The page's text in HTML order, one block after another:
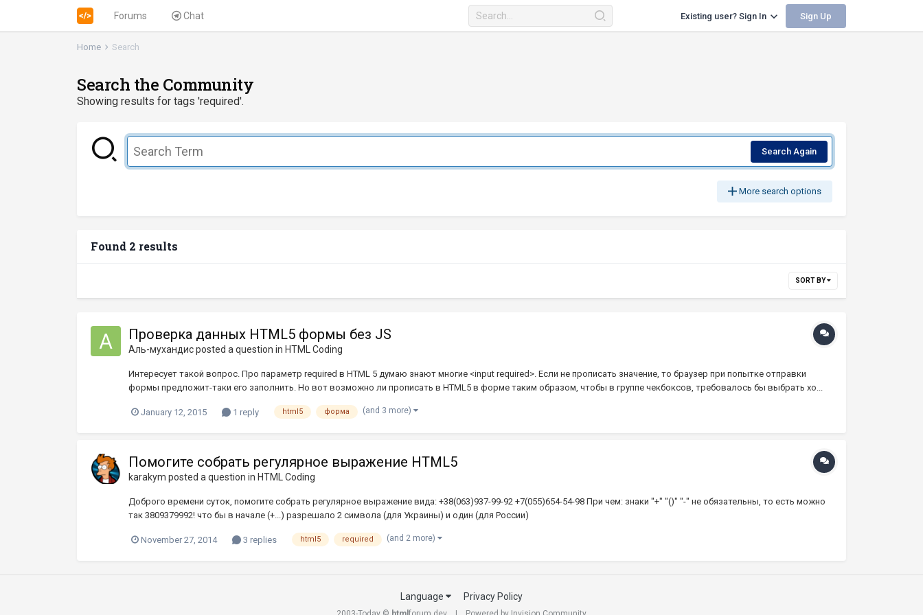
Forums Chat Existing user? Sign In Sign Up
Home Search
Search the Community
Showing results for tags 'required'.
Search Again
More search options
Found 2 results
SORT BY
Проверка данных HTML5 формы без JS
Аль-мухандисposted a question in HTML Coding
Интересует такой вопрос. Про параметр required в HTML 5 думаю знают многие <input required>. Если не прописать значение, то браузер при попытке отправки
формы предложит-таки его заполнить. Но вот возможно ли прописать в HTML5 в форме таким образом, чтобы в группе чекбоксов, требовалось бы выбрать хо...
January 12, 2015 1 reply html5 форма (and 3 more)
Помогите собрать регулярное выражение HTML5
karakym posted a question in HTML Coding
Доброго времени суток, помогите собрать регулярное выражение вида: +38(063)937-99-92 +7(055)654-54-98 При чем: знаки "+" "()" "-" не обязательны, то есть можно
так 3809379992! что бы в начале (+...) разрешало 2 символа (для Украины) и один (для России)
November 27, 2014 3 replies html5 required (and 2 more)
Language Privacy Policy